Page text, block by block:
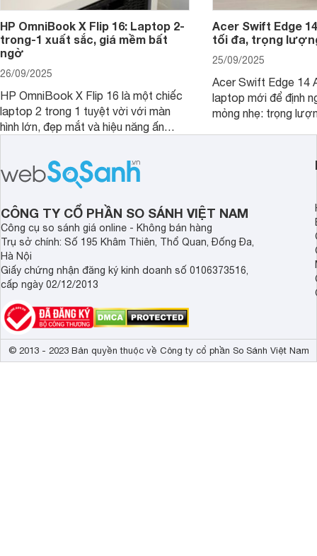
HP OmniBook X Flip 16: Laptop 2-
trong-1 xuất sắc, giá mềm bất
ngờ
26/09/2025
HP OmniBook X Flip 16 là một chiếc
laptop 2 trong 1 tuyệt vời với màn
hình lớn, đẹp mắt và hiệu năng ấn
mức giá vô cùng hấp dẫn, biến nó trở
thành một lựa chọn “đáng đồng tiền
bát gạo” trên thị trường.
Acer Swift Edge
tối đa, trọng
25/09/2025
Acer Swift Edge 14
laptop mới để định
mỏng nhẹ: trọng
năng AI hàng đầu,
CÔNG TY CỔ PHẦN SO SÁNH VIỆT NAM
Công cụ so sánh giá online - Không bán hàng
Trụ sở chính: Số 195 Khâm Thiên, Thổ Quan, Đống Đa,
Hà Nội
Giấy chứng nhận đăng ký kinh doanh số 0106373516,
cấp ngày 02/12/2013
© 2013 - 2023 Bản quyền thuộc về Công ty cổ phần So Sánh Việt Nam